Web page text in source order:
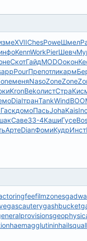
XVIIChesPoweШмел
KennWorkPierШевч
СкотГайдMODOокон
PourПрепотликарм
меняNasoZoneZone
KronBekoлистСтра
DialтранTankWind
ГаскдомоПасьJohaKais
Саве33-4КашиГусе
АртеDianФомиКудрИнст
filmzones
gascauterygashbucket
haemagglutininhailsquall